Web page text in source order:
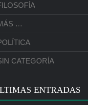
…
CATEGORÍA
ENTRADAS